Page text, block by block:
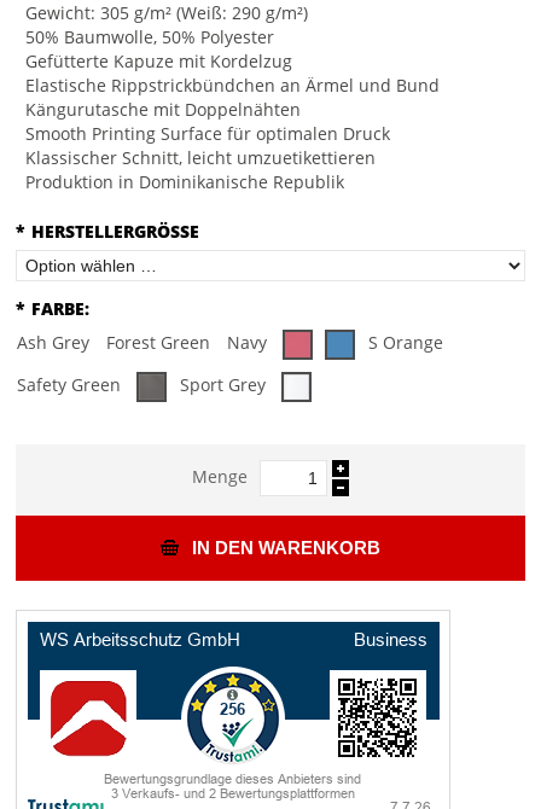
Gewicht: 305 g/m² (Weiß: 290 g/m²)
50% Baumwolle, 50% Polyester
Gefütterte Kapuze mit Kordelzug
Elastische Rippstrickbündchen an Ärmel und Bund
Kängurutasche mit Doppelnähten
Smooth Printing Surface für optimalen Druck
Klassischer Schnitt, leicht umzuetikettieren
Produktion in Dominikanische Republik
* HERSTELLERGRÖSSE
* FARBE:
Ash Grey
Forest Green Navy
S Orange
Safety Green
Sport Grey
Menge
IN DEN WARENKORB